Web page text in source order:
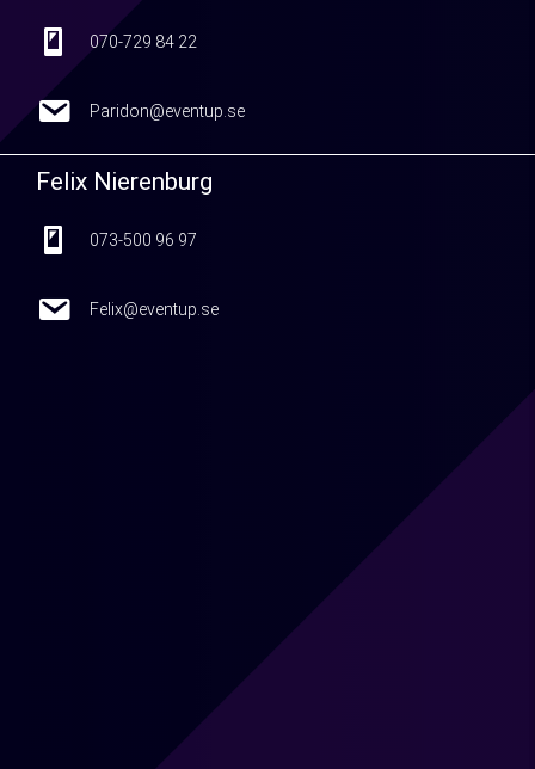
070-729 84 22
070-729 84 22
Paridon@eventup.se
Paridon@eventup.se
Felix Nierenburg
073-500 96 97
073-500 96 97
Felix@eventup.se
Felix@eventup.se